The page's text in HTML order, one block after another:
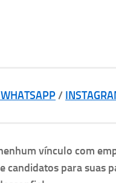
/
vínculo com
para suas